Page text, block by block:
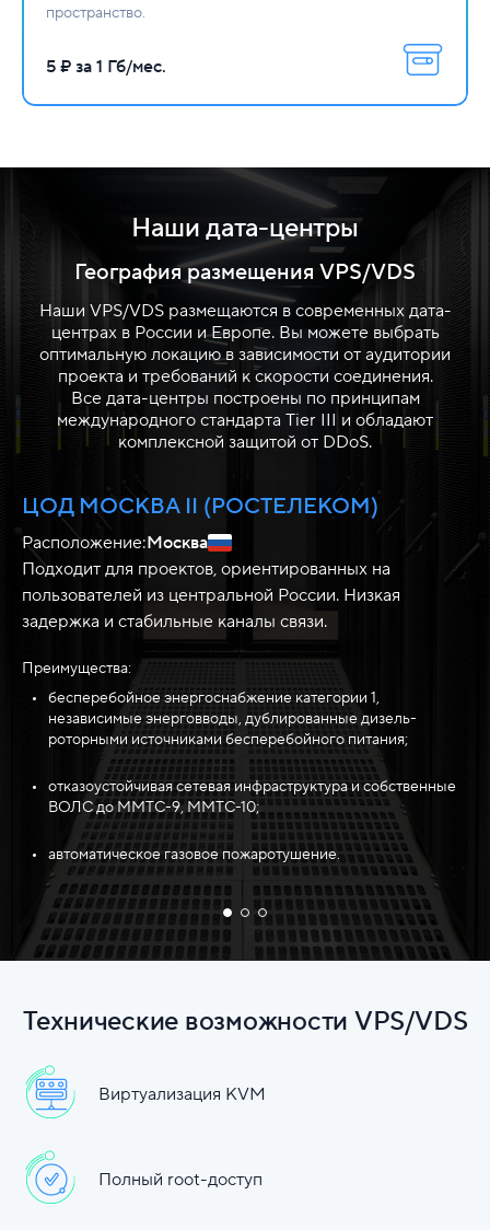
пространство.
5 ₽ за 1 Гб/мес.
Наши дата-центры
География размещения VPS/VDS
Наши VPS/VDS размещаются в современных дата-
центрах в России и Европе. Вы можете выбрать
оптимальную локацию в зависимости от аудитории
проекта и требований к скорости соединения.
Все дата-центры построены по принципам
международного стандарта Tier III и обладают
комплексной защитой от DDoS.
ЦОД МОСКВА II (РОСТЕЛЕКОМ)
Расположение:Москва
Подходит для проектов, ориентированных на
пользователей из центральной России. Низкая
задержка и стабильные каналы связи.
Преимущества:
бесперебойное энергоснабжение категории 1,
независимые энерговводы, дублированные дизель-
роторными источниками бесперебойного питания;
отказоустойчивая сетевая инфраструктура и собственные
ВОЛС до ММТС-9, ММТС-10;
автоматическое газовое пожаротушение.
Технические возможности VPS/VDS
Виртуализация KVM
Полный root-доступ